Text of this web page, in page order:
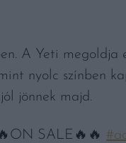
A Yeti megoldja
nyolc színben
jönnek majd.
SALE🔥🔥